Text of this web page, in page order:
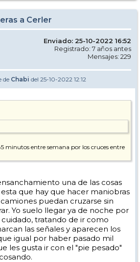
a Cerler
Enviado: 25-10-2022 16:52
Registrado: 7 años antes
Mensajes: 229
de Chabi del 25-10-2022 12:12
minutos entre semana por los cruces entre
una de las cosas
que hay que hacer maniobras
puedan cruzarse sin
Yo suelo llegar ya de noche por
cuidado, tratando de ir como
las señales y aparecen los
igual por haber pasado mil
les gusta ir con el "pie pesado"